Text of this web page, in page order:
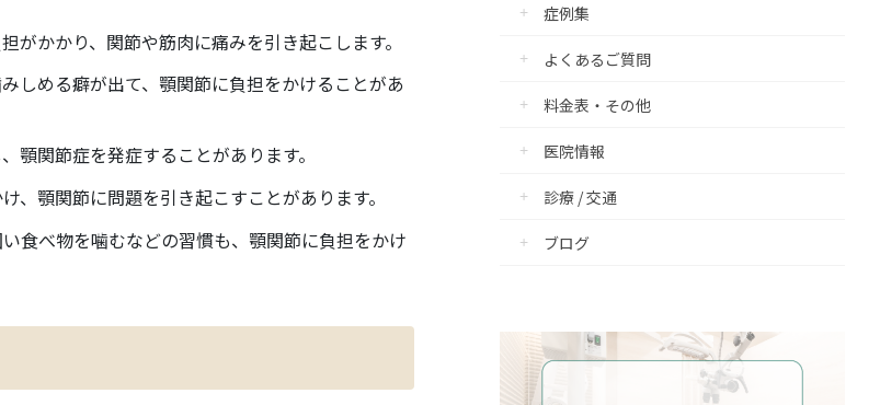
がかかり、関節や筋肉に痛みを引き起こします。
しめる癖が出て、顎関節に負担をかけることがあ
顎関節症を発症することがあります。
、顎関節に問題を引き起こすことがあります。
食べ物を噛むなどの習慣も、顎関節に負担をかけ
症例集
よくあるご質問
料金表・その他
医院情報
診療 / 交通
ブログ
採用情報